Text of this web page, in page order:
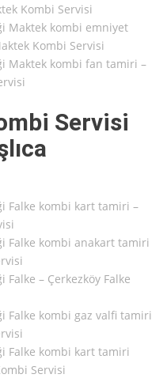
Kombi Servisi
Maktek kombi emniyet
Kombi Servisi
Maktek kombi fan tamiri –
Servisi
Falke kombi kart tamiri –
Falke kombi anakart tamiri
– Çerkezköy Falke
Falke kombi gaz valfi tamiri
Falke kombi kart tamiri
Servisi